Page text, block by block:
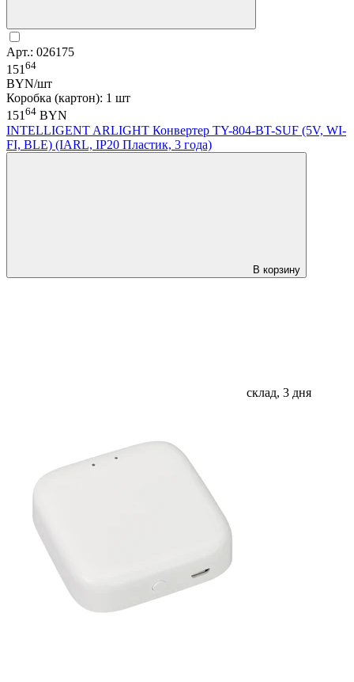
Арт.: 026175
151 64
BYN/шт
Коробка (картон): 1 шт
15164 BYN
INTELLIGENT ARLIGHT Конвертер TY-804-BT-SUF (5V, WI-
FI, BLE) (IARL, IP20 Пластик, 3 года)
В корзину
склад, 3 дня